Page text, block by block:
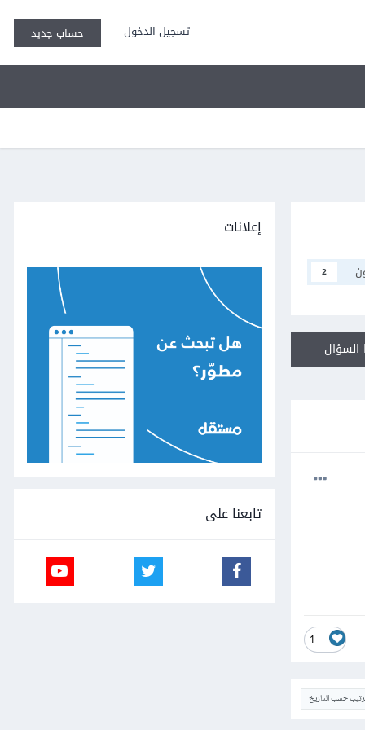
تسجيل الدخول حساب جديد
2
1
حسب التاريخ
إعلانات
تابعنا على